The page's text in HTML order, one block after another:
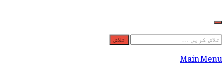
تلاش
کریں
Main Menu